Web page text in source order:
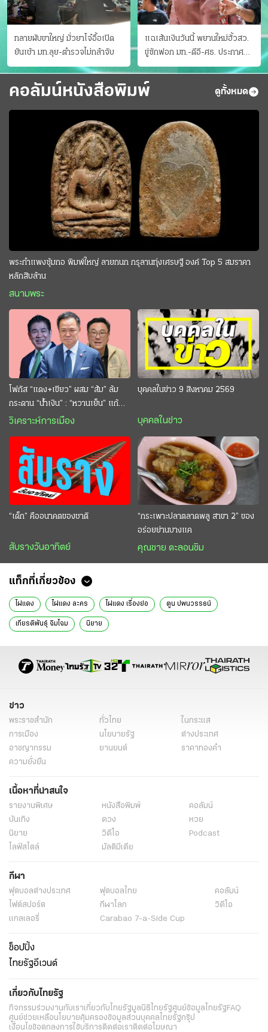
ทลายผับขาใหญ่ มั่วยาโจ๋อื้อเปิด
ยันเช้า มท.ลุย-ตำรวจไม่กล้าจับ
แฉเส้นเงินวันนี้ พยานใหม่ฮั้วสว.
ขู่ซักฟอก มท.-ดีอี-ศธ. ประกาศ
บัญชีท้องถิ่น
คอลัมน์หนังสือพิมพ์ ดูทั้งหมด
พระกำแพงซุ้มกอ พิมพ์ใหญ่ ลายกนก กรุลานทุ่งเศรษฐี องค์ Top 5 สมราคา
หลักสิบล้าน
สนามพระ
โฟกัส “แดง+เขียว” ผสม “ส้ม” ล้ม
กระดาน “นํ้าเงิน” : “หวานเย็น” แก้
กระหาย “อนุทิน” ดักตีกินสบาย
วิเคราะห์การเมือง
บุคคลในข่าว 9 สิงหาคม 2569
บุคคลในข่าว
“เด็ก” คืออนาคตของชาติ
สับรางวันอาทิตย์
“กระเพาะปลาตลาดพลู สาขา 2” ของ
อร่อยย่านบางแค
คุณชาย ตะลอนชิม
แท็กที่เกี่ยวข้อง
ไผ่แดง ไผ่แดง ละคร ไผ่แดง เรื่องย่อ ตูน ปพนวรรธน์
เกียรติพันธุ์ ฉิมโฉม นิยาย
ข่าว
พระราชสำนัก ทั่วไทย
ในกระแส
การเมือง
นโยบายรัฐ
ต่างประเทศ
อาชญากรรม
ยานยนต์
ราคาทองคำ
ความยั่งยืน
เนื้อหาที่น่าสนใจ
รายงานพิเศษ หนังสือพิมพ์
คอลัมน์
บันเทิง
ดวง
หวย
นิยาย
วิดีโอ
Podcast
ไลฟ์สไตล์
มัลติมีเดีย
กีฬา
ฟุตบอลต่่างประเทศ ฟุตบอลไทย
คอลัมน์
ไฟต์สปอร์ต
กีฬาโลก
วิดีโอ
แกลเลอรี่
Carabao 7-a-Side Cup
ช็อปปิ้ง
ไทยรัฐอีเวนต์
เกี่ยวกับไทยรัฐ
กิจกรรมร่วมงานกับเราเกี่ยวกับไทยรัฐมูลนิธิไทยรัฐศูนย์ข้อมูลไทยรัฐFAQ
ศูนย์ช่วยเหลือนโยบายคุ้มครองข้อมูลส่วนบุคคลไทยรัฐกรุ๊ป
เงื่อนไขข้อตกลงการใช้บริการติดต่อเราติดต่อโฆษณา